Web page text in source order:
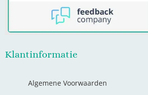
Klantinformatie
Algemene Voorwaarden